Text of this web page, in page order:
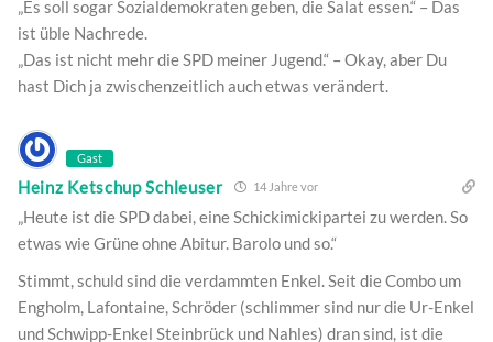
„Es soll sogar Sozialdemokraten geben, die Salat essen.“ – Das
ist üble Nachrede.
„Das ist nicht mehr die SPD meiner Jugend.“ – Okay, aber Du
hast Dich ja zwischenzeitlich auch etwas verändert.
Gast
Heinz Ketschup Schleuser 14 Jahre vor
„Heute ist die SPD dabei, eine Schickimickipartei zu werden. So
etwas wie Grüne ohne Abitur. Barolo und so.“
Stimmt, schuld sind die verdammten Enkel. Seit die Combo um
Engholm, Lafontaine, Schröder (schlimmer sind nur die Ur-Enkel
und Schwipp-Enkel Steinbrück und Nahles) dran sind, ist die